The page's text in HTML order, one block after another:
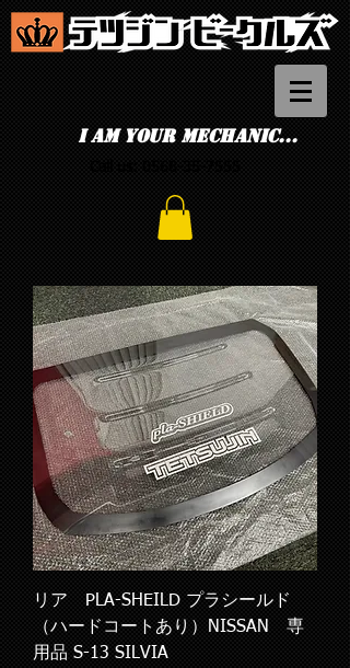
I am your mechanic...
リア PLA-SHEILD プラシールド
（ハードコートあり）NISSAN 専
用品 S-13 SILVIA